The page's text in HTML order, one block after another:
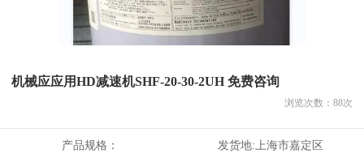
机械应应用HD减速机SHF-20-30-2UH 免费咨询
浏览次数： 88次
产品规格： 发货地: 上海市嘉定区